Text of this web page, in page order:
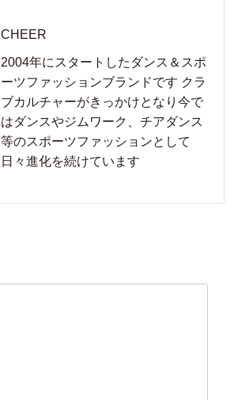
CHEER
2004年にスタートしたダンス＆スポ
ーツファッションブランドです クラ
ブカルチャーがきっかけとなり今で
はダンスやジムワーク、チアダンス
等のスポーツファッションとして
日々進化を続けています